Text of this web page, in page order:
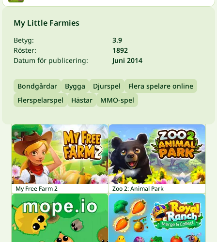
My Little Farmies
Betyg:
3.9
Röster:
1892
Datum för publicering:
Juni 2014
Bondgårdar Bygga Djurspel
Flera spelare online
Flerspelarspel
Hästar MMO-spel
My Free Farm 2 Zoo 2: Animal Park